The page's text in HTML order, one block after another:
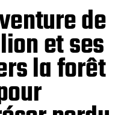
de
et ses
la forêt